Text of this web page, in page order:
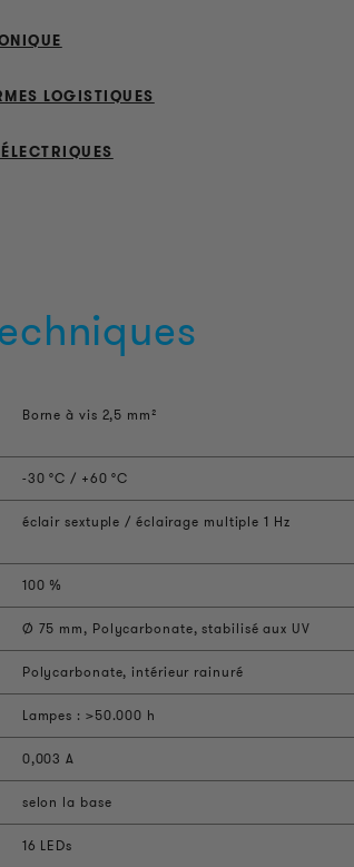
LOGISTIQUES
Borne à vis 2,5 mm²
-30 °C / +60 °C
éclair sextuple / éclairage multiple 1 Hz
100 %
Ø 75 mm, Polycarbonate, stabilisé aux UV
Polycarbonate, intérieur rainuré
Lampes : >50.000 h
0,003 A
selon la base
16 LEDs